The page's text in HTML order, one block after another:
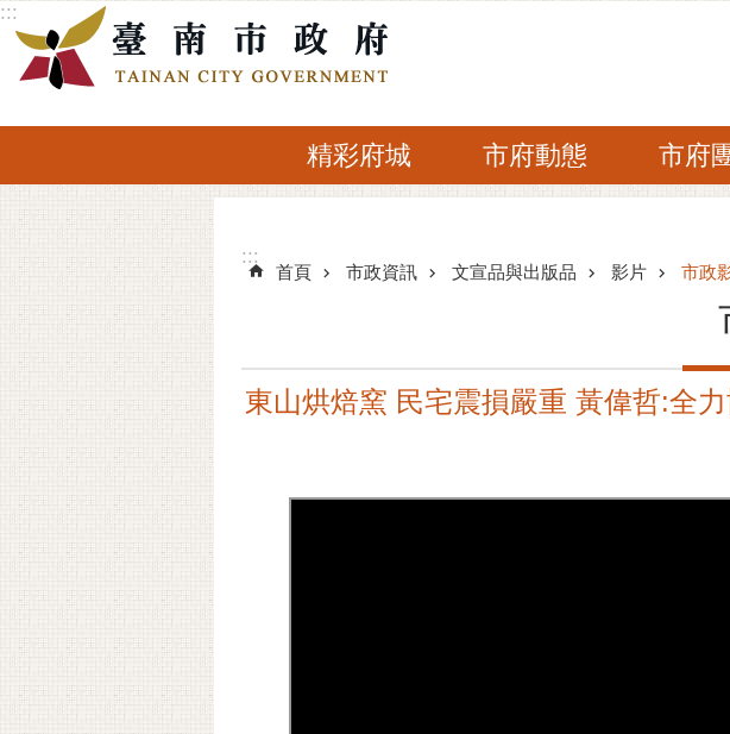
跳到主要內容區塊
:::
精彩府城 市府動態 市府
:::
:::
首頁 市政資訊 文宣品與出版品 影片 市政
東山烘焙窯 民宅震損嚴重 黃偉哲:全